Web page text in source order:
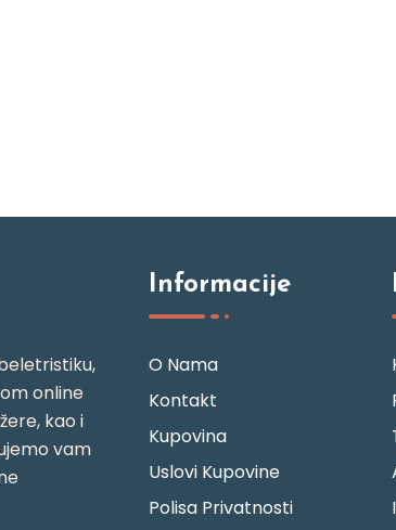
online
kao i
vam
Informacije
O Nama
Kontakt
Kupovina
Uslovi Kupovine
Polisa Privatnosti